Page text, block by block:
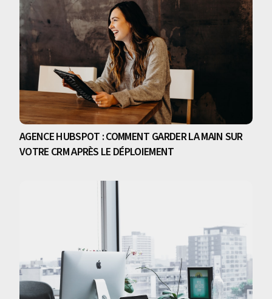
AGENCE HUBSPOT : COMMENT GARDER LA MAIN SUR
VOTRE CRM APRÈS LE DÉPLOIEMENT